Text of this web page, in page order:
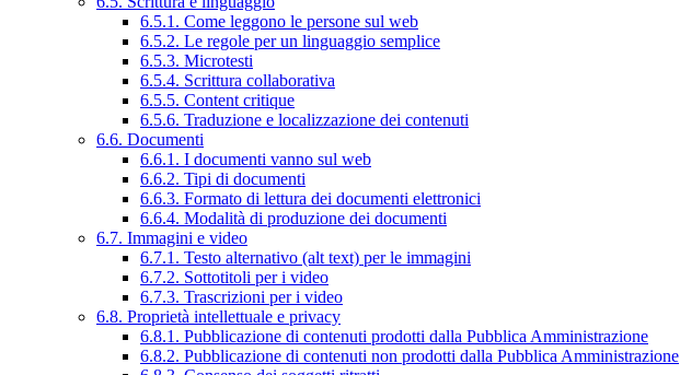
6.5.1. Come leggono le persone sul web
6.5.2. Le regole per un linguaggio semplice
6.5.3. Microtesti
6.5.4. Scrittura collaborativa
6.5.5. Content critique
6.5.6. Traduzione e localizzazione dei contenuti
6.6. Documenti
6.6.1. I documenti vanno sul web
6.6.2. Tipi di documenti
6.6.3. Formato di lettura dei documenti elettronici
6.6.4. Modalità di produzione dei documenti
6.7. Immagini e video
6.7.1. Testo alternativo (alt text) per le immagini
6.7.2. Sottotitoli per i video
6.7.3. Trascrizioni per i video
6.8. Proprietà intellettuale e privacy
6.8.1. Pubblicazione di contenuti prodotti dalla Pubblica Amministrazione
6.8.2. Pubblicazione di contenuti non prodotti dalla Pubblica Amministrazione